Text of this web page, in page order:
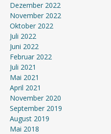
Dezember 2022
November 2022
Oktober 2022
Juli 2022
Juni 2022
Februar 2022
Juli 2021
Mai 2021
April 2021
November 2020
September 2019
August 2019
Mai 2018